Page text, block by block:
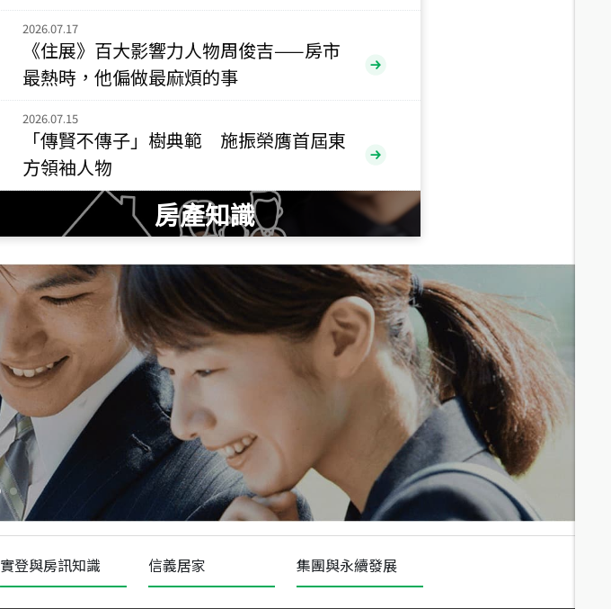
央央 5,800萬
115年07月 成交
小西華 1,938萬
115
台北市中山區長春路
115年07月 成交
十泉十美
台北市北投區光明路
總價
1,020萬
年 07月 成交
四維天廈
新竹市新竹市四維路
總價
490萬
115 月 成交
菁英典藏
新竹市新竹市慈祥路
1,808
2026.07.17
《住展》百大影響力人物周俊吉——房市
最熱時，他偏做最麻煩的事
2026.07.15
「傳賢不傳子」樹典範 施振榮膺首屆東
方領袖人物
房產知識
實登與房訊知識 信義居家 集團與永續發展